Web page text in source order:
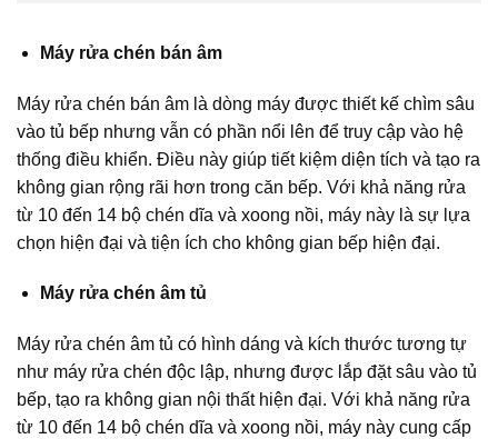
Máy rửa chén bán âm
Máy rửa chén bán âm là dòng máy được thiết kế chìm sâu
vào tủ bếp nhưng vẫn có phần nổi lên để truy cập vào hệ
thống điều khiển. Điều này giúp tiết kiệm diện tích và tạo ra
không gian rộng rãi hơn trong căn bếp. Với khả năng rửa
từ 10 đến 14 bộ chén dĩa và xoong nồi, máy này là sự lựa
chọn hiện đại và tiện ích cho không gian bếp hiện đại.
Máy rửa chén âm tủ
Máy rửa chén âm tủ có hình dáng và kích thước tương tự
như máy rửa chén độc lập, nhưng được lắp đặt sâu vào tủ
bếp, tạo ra không gian nội thất hiện đại. Với khả năng rửa
từ 10 đến 14 bộ chén dĩa và xoong nồi, máy này cung cấp